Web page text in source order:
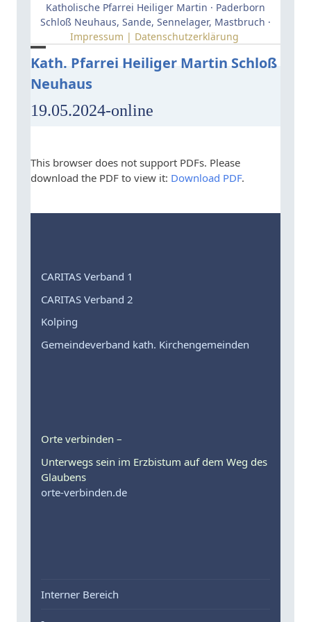
Katholische Pfarrei Heiliger Martin · Paderborn
Schloß Neuhaus, Sande, Sennelager, Mastbruch ·
Impressum | Datenschutzerklärung
Kath. Pfarrei Heiliger Martin Schloß
Neuhaus
Open
mobile
menu
Close
mobile
menu
19.05.2024-online
This browser does not support PDFs. Please
download the PDF to view it: Download PDF.
CARITAS Verband 1
CARITAS Verband 2
Kolping
Gemeindeverband kath. Kirchengemeinden
Orte verbinden –
Unterwegs sein im Erzbistum auf dem Weg des
Glaubens
orte-verbinden.de
Interner Bereich